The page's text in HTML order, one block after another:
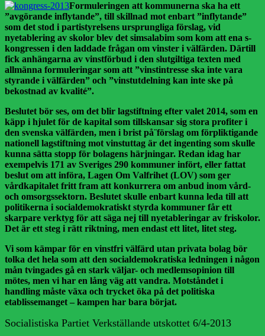
Formuleringen att kommunerna ska ha ett
”avgörande inflytande”, till skillnad mot enbart ”inflytande”
som det stod i partistyrelsens ursprungliga förslag, vid
nyetablering av skolor blev det simsalabim som kom att ena s-
kongressen i den laddade frågan om vinster i välfärden. Därtill
fick anhängarna av vinstförbud i den slutgiltiga texten med
allmänna formuleringar som att ”vinstintresse ska inte vara
styrande i välfärden” och ”vinstutdelning kan inte ske på
bekostnad av kvalité”.
Beslutet bör ses, om det blir lagstiftning efter valet 2014, som en
käpp i hjulet för de kapital som tillskansar sig stora profiter i
den svenska välfärden, men i brist på¨förslag om förpliktigande
nationell lagstiftning mot vinstuttag är det ingenting som skulle
kunna sätta stopp för bolagens härjningar. Redan idag har
exempelvis 171 av Sveriges 290 kommuner infört, eller fattat
beslut om att införa, Lagen Om Valfrihet (LOV) som ger
vårdkapitalet fritt fram att konkurrera om anbud inom vård-
och omsorgssektorn. Beslutet skulle enbart kunna leda till att
politikerna i socialdemokratiskt styrda kommuner får ett
skarpare verktyg för att säga nej till nyetableringar av friskolor.
Det är ett steg i rätt riktning, men endast ett litet, litet steg.
Vi som kämpar för en vinstfri välfärd utan privata bolag bör
tolka det hela som att den socialdemokratiska ledningen i någon
mån tvingades gå en stark väljar- och medlemsopinion till
mötes, men vi har en lång väg att vandra. Motståndet i
handling måste växa och trycket öka på det politiska
etablissemanget – kampen har bara börjat.
Socialistiska Partiet Verkställande utskottet 6/4-2013